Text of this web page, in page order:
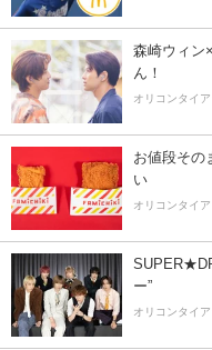
森崎ウィン
ん！
オリコンタイ
お値段その
い
オリコンタイ
ー”
オリコンタイ